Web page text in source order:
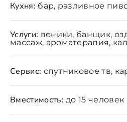
Кухня: бар, разливное
Услуги: веники, банщик,
массаж, ароматерапия,
Сервис: спутниковое тв,
Вместимость: до 15 человек